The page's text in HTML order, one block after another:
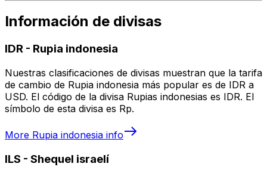
Información de divisas
IDR - Rupia indonesia
Nuestras clasificaciones de divisas muestran que la tarifa
de cambio de Rupia indonesia más popular es de IDR a
USD. El código de la divisa Rupias indonesias es IDR. El
símbolo de esta divisa es Rp.
More Rupia indonesia info
ILS - Shequel israelí